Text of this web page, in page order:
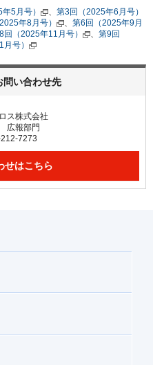
5月号） 、 第3回（2025年6月号）
年8月号） 、 第6回（2025年9月
回（2025年11月号） 、 第9回
号）
問い合わせ先
ス株式会社
広報部門
7273
せはこちら